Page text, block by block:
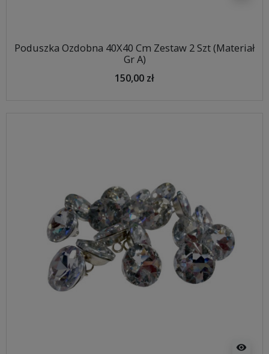
Poduszka Ozdobna 40X40 Cm Zestaw 2 Szt (Materiał
Gr A)
150,00 zł
visibility